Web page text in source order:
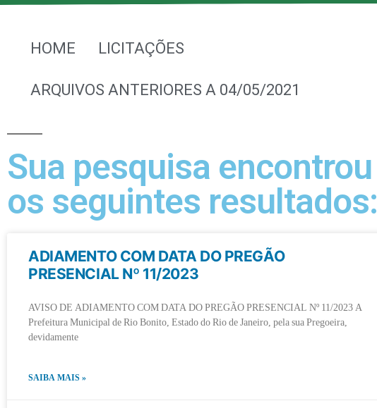
HOME LICITAÇÕES
ARQUIVOS ANTERIORES A 04/05/2021
Sua pesquisa encontrou
os seguintes resultados:
ADIAMENTO COM DATA DO PREGÃO
PRESENCIAL Nº 11/2023
AVISO DE ADIAMENTO COM DATA DO PREGÃO PRESENCIAL Nº 11/2023 A
Prefeitura Municipal de Rio Bonito, Estado do Rio de Janeiro, pela sua Pregoeira,
devidamente
SAIBA MAIS »